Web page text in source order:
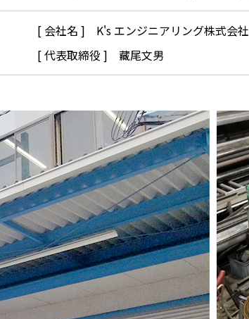
[ 会社名 ] K's エンジニアリング株式会社
[ 代表取締役 ] 藏尾文男